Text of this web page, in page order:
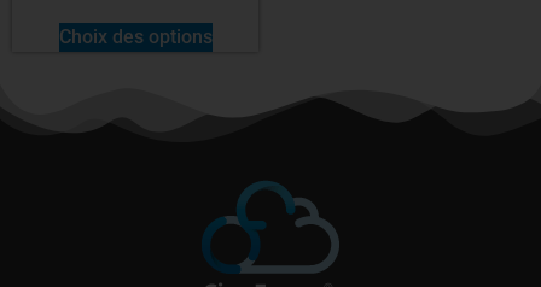
Choix des options